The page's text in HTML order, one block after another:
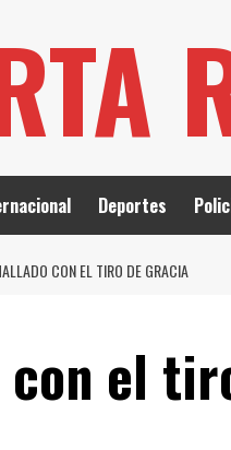
Deportes
CON EL TIRO DE GRACIA
con el